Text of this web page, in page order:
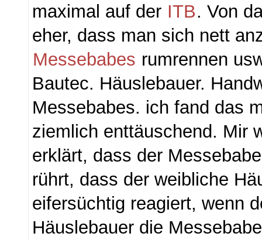
maximal auf der ITB. Von
eher, dass man sich nett
Messebabes rumrennen
Bautec. Häuslebauer.
Messebabes. ich fand das
ziemlich enttäuschend. Mir
erklärt, dass der
rührt, dass der weibliche
eifersüchtig reagiert, wenn
Häuslebauer die